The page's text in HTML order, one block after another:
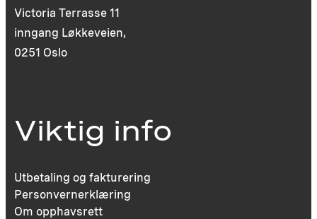
Victoria Terrasse 11
inngang Løkkeveien,
0251 Oslo
Viktig info
Utbetaling og fakturering
Personvernerklæring
Om opphavsrett